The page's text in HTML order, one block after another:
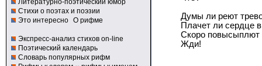
Литературно-поэтический юмор
Стихи о поэтах и поэзии
Это интересно О рифме
Экспресс-анализ стихов on-line
Поэтический календарь
Словарь популярных рифм
Думы ли реют
Плачет ли сердце
Скоро повысыплют
Жди!